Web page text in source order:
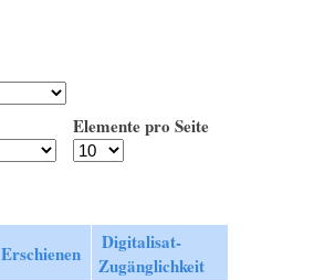
Elemente pro Seite
Erschienen
Digitalisat-
Zugänglichkeit